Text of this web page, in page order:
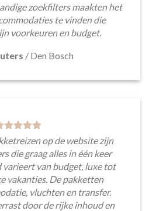
zoekfilters maakten het
te vinden die
voorkeuren en budget.
/ Den Bosch
op de website zijn
die graag alles in één keer
varieert van budget, luxe tot
vakanties. De pakketten
vluchten en transfer.
door de rijke inhoud en